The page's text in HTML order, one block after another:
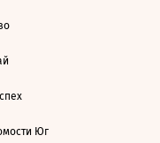
Юг